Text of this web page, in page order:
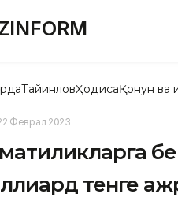
ТайинловҲодисаҚонун ва
Феврал 2023
тенге